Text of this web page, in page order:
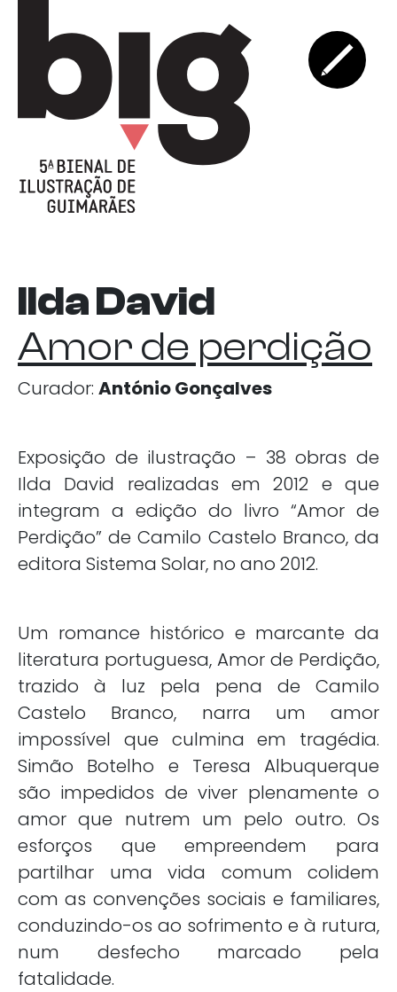
Ilda David
Amor de perdição
Curador: António Gonçalves
Exposição de ilustração – 38 obras de
Ilda David realizadas em 2012 e que
integram a edição do livro “Amor de
Perdição” de Camilo Castelo Branco, da
editora Sistema Solar, no ano 2012.
Um romance histórico e marcante da
literatura portuguesa, Amor de Perdição,
trazido à luz pela pena de Camilo
Castelo Branco, narra um amor
impossível que culmina em tragédia.
Simão Botelho e Teresa Albuquerque
são impedidos de viver plenamente o
amor que nutrem um pelo outro. Os
esforços que empreendem para
partilhar uma vida comum colidem
com as convenções sociais e familiares,
conduzindo-os ao sofrimento e à rutura,
num desfecho marcado pela
fatalidade.